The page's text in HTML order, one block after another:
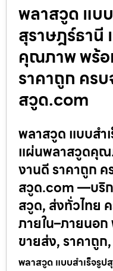
พลาสวูด แบ
สุราษฎร์ธานี
คุณภาพ พร้อ
ราคาถูก คร
สวูด.com
พลาสวูด แบบสำ
แผ่นพลาสวูดคุณ
งานดี ราคาถูก
สวูด.com —บริ
สวูด, ส่งทั่วไทย
ภายใน–ภายนอ
ขายส่ง, ราคาถู
พลาสวูด แบบสำเร็จรูป